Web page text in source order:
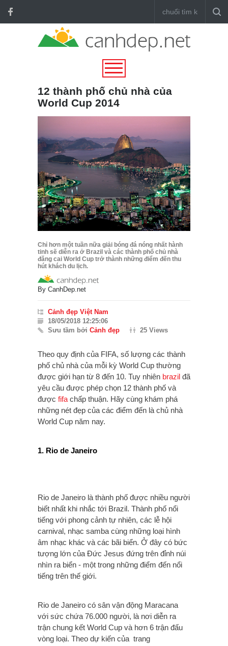
12 thành phố chủ nhà của
World Cup 2014
Chỉ hơn một tuần nữa giải bóng đá nóng nhất hành
tinh sẽ diễn ra ở Brazil và các thành phố chủ nhà
đăng cai World Cup trở thành những điểm đến thu
hút khách du lịch.
By CanhDep.net
Cảnh đẹp Việt Nam
18/05/2018 12:25:06
Sưu tầm bởi Cảnh đẹp 25 Views
Theo quy định của FIFA, số lượng các thành
phố chủ nhà của mỗi kỳ World Cup thường
được giới hạn từ 8 đến 10. Tuy nhiên brazil đã
yêu cầu được phép chọn 12 thành phố và
được fifa chấp thuận. Hãy cùng khám phá
những nét đẹp của các điểm đến là chủ nhà
World Cup năm nay.
1. Rio de Janeiro
Rio de Janeiro là thành phố được nhiều người
biết nhất khi nhắc tới Brazil. Thành phố nổi
tiếng với phong cảnh tự nhiên, các lễ hội
carnival, nhạc samba cùng những loại hình
âm nhạc khác và các bãi biển. Ở đây có bức
tượng lớn của Đức Jesus đứng trên đỉnh núi
nhìn ra biển - một trong những điểm đến nổi
tiếng trên thế giới.
Rio de Janeiro có sân vận động Maracana
với sức chứa 76.000 người, là nơi diễn ra
trận chung kết World Cup và hơn 6 trận đấu
vòng loại. Theo dự kiến của trang